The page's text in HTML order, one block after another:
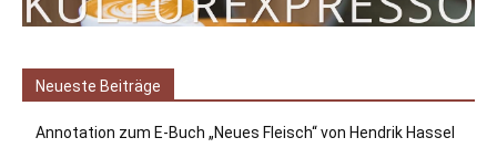
Neueste Beiträge
Annotation zum E-Buch „Neues Fleisch“ von Hendrik Hassel